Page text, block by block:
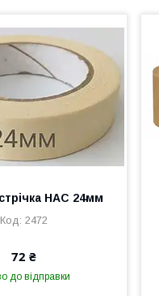
НАС 24мм
2472
72 ₴
до відправки